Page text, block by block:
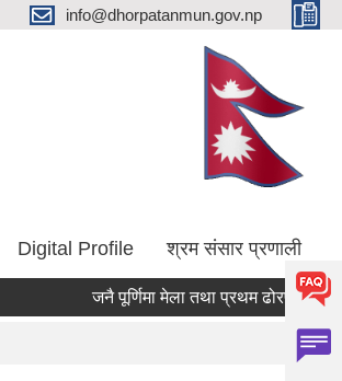
info@dhorpatanmun.gov.np
Digital Profile श्रम संसार प्रणाली
जनै पूर्णिमा मेला तथा प्रथम ढोरपाटन आलु